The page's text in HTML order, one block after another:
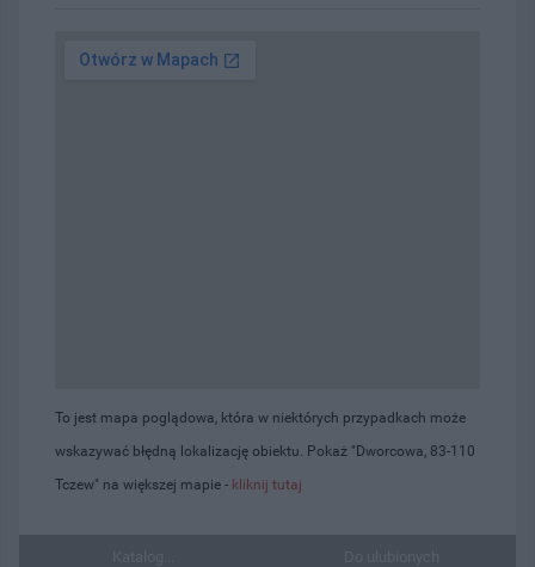
To jest mapa poglądowa, która w niektórych przypadkach może
wskazywać błędną lokalizację obiektu. Pokaż "Dworcowa, 83-110
Tczew" na większej mapie - kliknij tutaj